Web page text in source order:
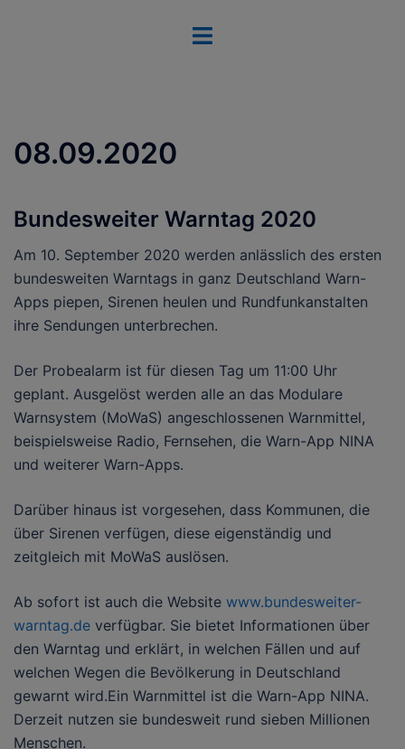
Menü
08.09.2020
Bundesweiter Warntag 2020
Am 10. September 2020 werden anlässlich des ersten
bundesweiten Warntags in ganz Deutschland Warn-
Apps piepen, Sirenen heulen und Rundfunkanstalten
ihre Sendungen unterbrechen.
Der Probealarm ist für diesen Tag um 11:00 Uhr
geplant. Ausgelöst werden alle an das Modulare
Warnsystem (MoWaS) angeschlossenen Warnmittel,
beispielsweise Radio, Fernsehen, die Warn-App NINA
und weiterer Warn-Apps.
Darüber hinaus ist vorgesehen, dass Kommunen, die
über Sirenen verfügen, diese eigenständig und
zeitgleich mit MoWaS auslösen.
Ab sofort ist auch die Website www.bundesweiter-
warntag.de verfügbar. Sie bietet Informationen über
den Warntag und erklärt, in welchen Fällen und auf
welchen Wegen die Bevölkerung in Deutschland
gewarnt wird.Ein Warnmittel ist die Warn-App NINA.
Derzeit nutzen sie bundesweit rund sieben Millionen
Menschen.